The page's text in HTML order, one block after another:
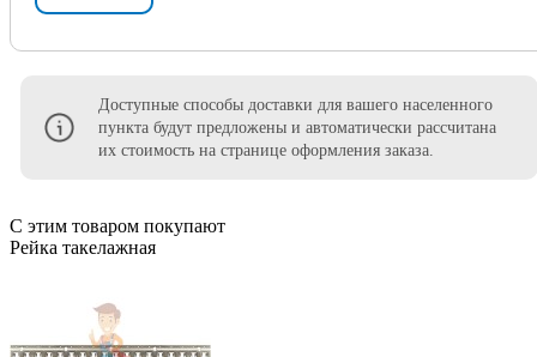
Доступные способы доставки для вашего населенного
пункта будут предложены и автоматически рассчитана
их стоимость на странице оформления заказа.
С этим товаром покупают
Рейка такелажная